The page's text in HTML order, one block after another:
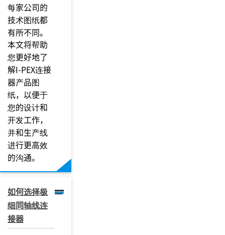
每家公司的
技术图纸都
有所不同。
本文将帮助
您更好地了
解I-PEX连接
器产品图
纸，以便于
您的设计和
开发工作，
并和生产线
进行更高效
的沟通。
如何选择极
细同轴线连
接器